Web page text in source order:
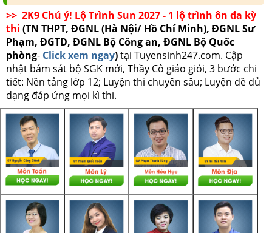
>> 2K9 Chú ý! Lộ Trình Sun 2027 - 1 lộ trình ôn đa kỳ
thi (TN THPT, ĐGNL (Hà Nội/ Hồ Chí Minh), ĐGNL Sư
Phạm, ĐGTD, ĐGNL Bộ Công an, ĐGNL Bộ Quốc
phòng- Click xem ngay)tại Tuyensinh247.com. Cập
nhật bám sát bộ SGK mới, Thầy Cô giáo giỏi, 3 bước chi
tiết: Nền tảng lớp 12; Luyện thi chuyên sâu; Luyện đề đủ
dạng đáp ứng mọi kì thi.